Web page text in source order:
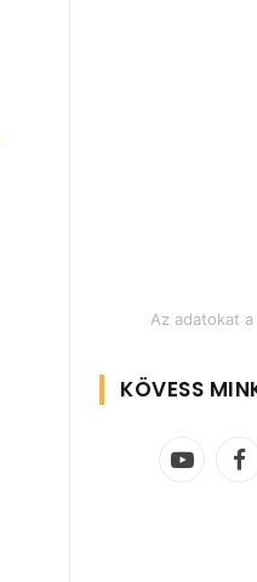
Az adatokat a
KÖVESS
YouTube